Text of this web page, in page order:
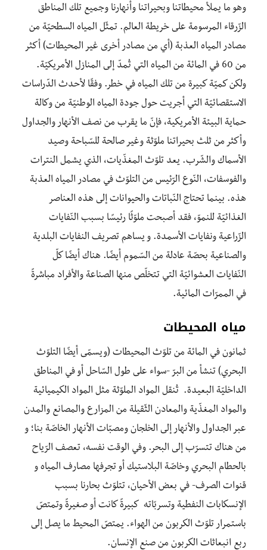
وهو ما يملأ محيطاتنا وبحيراتنا وأنهارنا وجميع تلك المناطق
الزّرقاء المرسومة على خريطة العالم. تمثّل المياه السطحيّة من
مصادر المياه العذبة (أي من مصادر أخرى غير المحيطات) أكثر
من 60 في المائة من المياه التي تُمدّ إلى المنازل الأمريكيّة.
ولكن كميّة كبيرة من تلك المياه في خطر. وفقًا لأحدث الدّراسات
الاستقصائيّة التي أجريت حول جودة المياه الوطنيّة من وكالة
حماية البيئة الأمريكية، فإنّ ما يقرب من نصف الأنهار والجداول
وأكثر من ثلث بحيراتنا ملوّثة وغير صالحة للسّباحة وصيد
الأسماك والشّرب. يعد تلوّث المغذّيات، الذي يشمل النترات
والفوسفات، النّوع الرّئيس من التلوّث في مصادر المياه العذبة
هذه. بينما تحتاج النّباتات والحيوانات إلى هذه العناصر
الغذائيّة للنموّ، فقد أصبحت ملوّثًا رئيسًا بسبب النّفايات
الزّراعية ونفايات الأسمدة. و يساهم تصريف النفايات البلدية
والصناعية بحصّة عادلة من السّموم أيضًا. هناك أيضًا كلّ
النّفايات العشوائيّة التي تتخلّص منها الصناعة والأفراد مباشرةً
في الممرّات المائية.
مياه المحيطات
ثمانون في المائة من تلوّث المحيطات (ويسمّى أيضًا التلوّث
البحري) تنشأ من البرّ -سواء على طول السّاحل أو في المناطق
الداخليّة البعيدة. تُنقل المواد الملوّثة مثل المواد الكيميائية
والمواد المغذّية والمعادن الثّقيلة من المزارع والمصانع والمدن
عبر الجداول والأنهار إلى الخلجان ومصبّات الأنهار الخاصّة بنا؛ و
من هناك تتسرّب إلى البحر. وفي الوقت نفسه، تعصف الرّياح
بالحطام البحري وخاصّة البلاستيك أو تجرفها مصارف المياه و
قنوات الصرف- في بعض الأحيان، تتلوّث بحارنا بسبب
الإنسكابات النفطية وتسربّاته كبيرةً كانت أو صغيرةً وتمتصّ
باستمرار تلوّث الكربون من الهواء. يمتصّ المحيط ما يصل إلى
ربع انبعاثات الكربون من صنع الإنسان.